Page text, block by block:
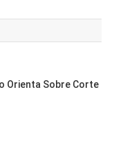
Orienta Sobre Corte